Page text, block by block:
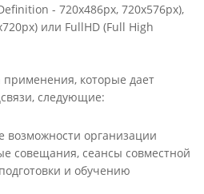
- 720х486px, 720х576px),
или FullHD (Full High
которые дает
следующие:
организации
совещания, сеансы совместной
и обучению